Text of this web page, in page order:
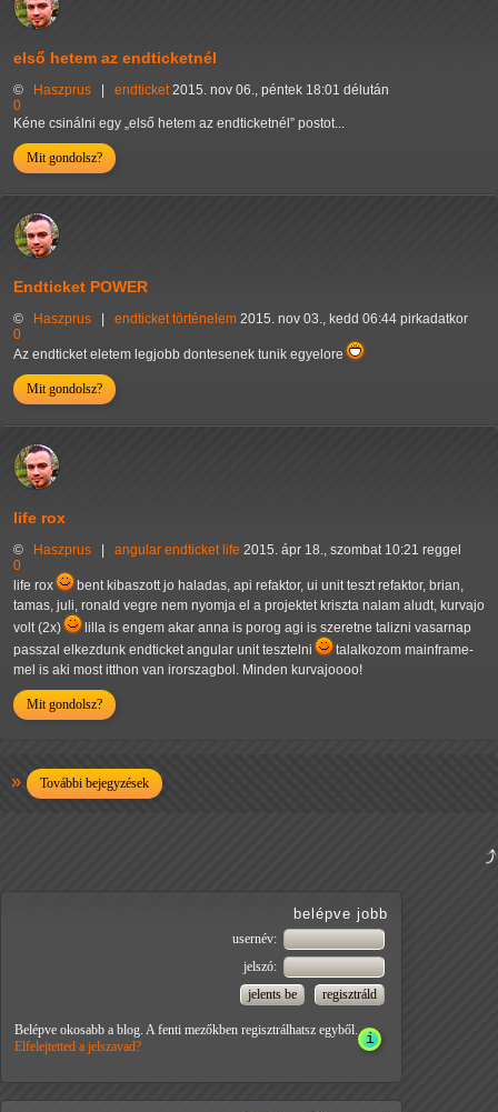
első hetem az endticketnél
© Haszprus endticket 2015. nov 06., péntek 18:01 délután
0
Kéne csinálni egy első hetem az endticketnél postot...
Mit gondolsz?
Endticket POWER
© Haszprus endticket történelem 2015. nov 03., kedd 06:44 pirkadatkor
0
Az endticket eletem legjobb dontesenek tunik egyelore
Mit gondolsz?
life rox
© Haszprus angular endticket life 2015. ápr 18., szombat 10:21 reggel
0
life rox
bent kibaszott jo haladas, api refaktor, ui unit teszt refaktor, brian,
tamas, juli, ronald vegre nem nyomja el a projektet kriszta nalam aludt, kurvajo
volt (2x)
lilla is engem akar anna is porog agi is szeretne talizni vasarnap
passzal elkezdunk endticket angular unit tesztelni
talalkozom mainframe-
mel is aki most itthon van irorszagbol. Minden kurvajoooo!
Mit gondolsz?
További bejegyzések
belépve jobb
usernév:
jelszó:
Belépve okosabb a blog. A fenti mezőkben regisztrálhatsz egyből.
Elfelejtetted a jelszavad?